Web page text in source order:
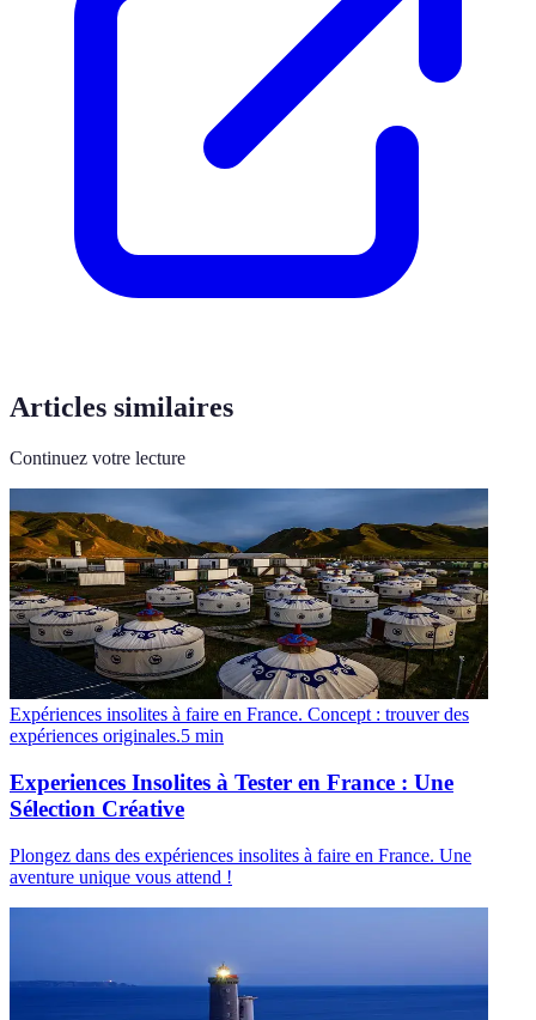
Articles similaires
Continuez votre lecture
Expériences insolites à faire en France. Concept : trouver des
expériences originales.5 min
Experiences Insolites à Tester en France : Une
Sélection Créative
Plongez dans des expériences insolites à faire en France. Une
aventure unique vous attend !